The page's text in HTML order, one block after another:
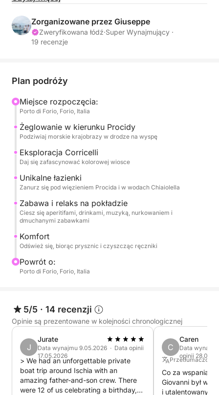
prawdziwego zachwytu i relaksu.
Twoja podróż rozpocznie się od rejsu wokół
Corricellę – amfiteatr pastelowych domów z
Będziesz mieć okazję zażyć orzeźwiającej kąpieli
pod imponującym więzieniem Procidy –
wyjątkowego doświadczenia – oraz zanurzyć się w
czystych wodach Chiaiolella, jednej z
najpopularniejszych plaż na wyspie. Podczas rejsu
zaplanowano liczne przystanki na kąpiel, dzięki
którym będziesz mógł w pełni cieszyć się
krystalicznie czystą wodą.
Na pokładzie każdy szczegół został zaprojektowany
z myślą o maksymalnym komforcie i przyjemności.
Powita Cię pyszny aperitif oraz mnóstwo wody i
napojów bezalkoholowych. Do Twoich morskich
eksploracji zapewnimy sprzęt do snorkelingu, a w
wodzie będziesz mógł się bawić na dmuchanych
prysznic, w którym odświeżysz się.
Zorganizowane przez Giuseppe
Zweryfikowana łódź·Super Wynajmujący ·
19 recenzje
Plan podróży
Miejsce rozpoczęcia:
Porto di Forio, Forio, Italia
Żeglowanie w kierunku Procidy
Podziwiaj morskie krajobrazy w drodze na wyspę
Eksploracja Corricelli
Daj się zafascynować kolorowej wiosce
Unikalne łazienki
Zanurz się pod więzieniem Procida i w wodach Chiaiolella
Zabawa i relaks na pokładzie
Ciesz się aperitifami, drinkami, muzyką, nurkowaniem i
dmuchanymi zabawkami
Komfort
Odśwież się, biorąc prysznic i czyszcząc ręczniki
Powrót o:
Porto di Forio, Forio, Italia
5/5 · 14 recenzji
Opinie są prezentowane w kolejności chronologicznej
J
Jurate
Data wynajmu 9.05.2026 · Data opinii
17.05.2026
> We had an unforgettable private
boat trip around Ischia with an
amazing father-and-son crew. There
were 12 of us celebrating a birthday,
C
Caren
Data
opinii
Przetłumaczone
Co za wspaniały
Giovanni był
i utalentowanym